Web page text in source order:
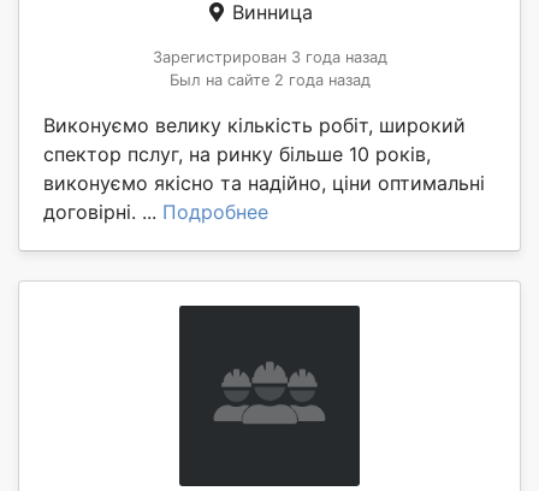
Винница
Зарегистрирован 3 года назад
Был на сайте 2 года назад
Виконуємо велику кількість робіт, широкий
спектор пслуг, на ринку більше 10 років,
виконуємо якісно та надійно, ціни оптимальні
договірні. ... Подробнее